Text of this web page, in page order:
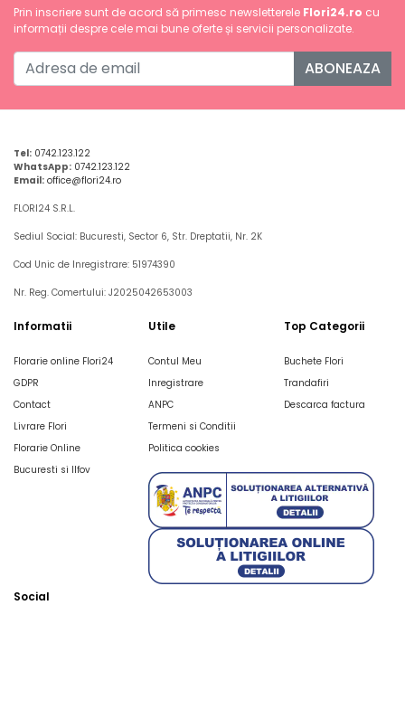
Prin inscriere sunt de acord să primesc newsletterele Flori24.ro cu
informații despre cele mai bune oferte și servicii personalizate.
ABONEAZA
Tel: 0742.123.122
WhatsApp: 0742.123.122
Email: office@flori24.ro
FLORI24 S.R.L.
Sediul Social: Bucuresti, Sector 6, Str. Dreptatii, Nr. 2K
Cod Unic de Inregistrare: 51974390
Nr. Reg. Comertului: J2025042653003
Informatii
Florarie online Flori24
GDPR
Contact
Livrare Flori
Florarie Online
Bucuresti si Ilfov
Utile
Contul Meu
Inregistrare
ANPC
Termeni si Conditii
Politica cookies
Top Categorii
Buchete Flori
Trandafiri
Descarca factura
Social